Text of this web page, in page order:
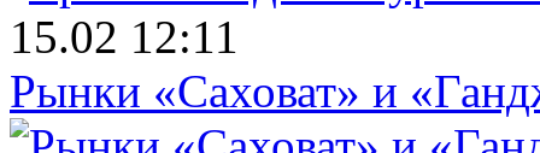
15.02 12:11
Рынки «Саховат» и